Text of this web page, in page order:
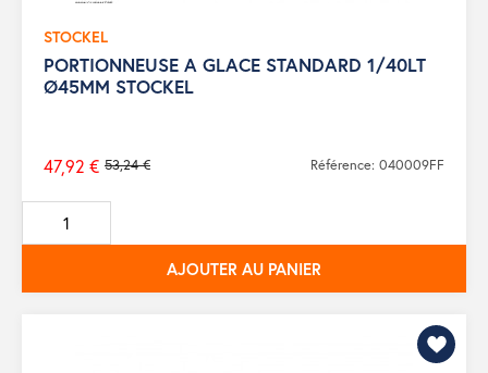
STOCKEL
PORTIONNEUSE A GLACE STANDARD 1/40LT
Ø45MM STOCKEL
Prix
de
base
53,24 €
47,92 € Référence: 040009FF
AJOUTER AU PANIER